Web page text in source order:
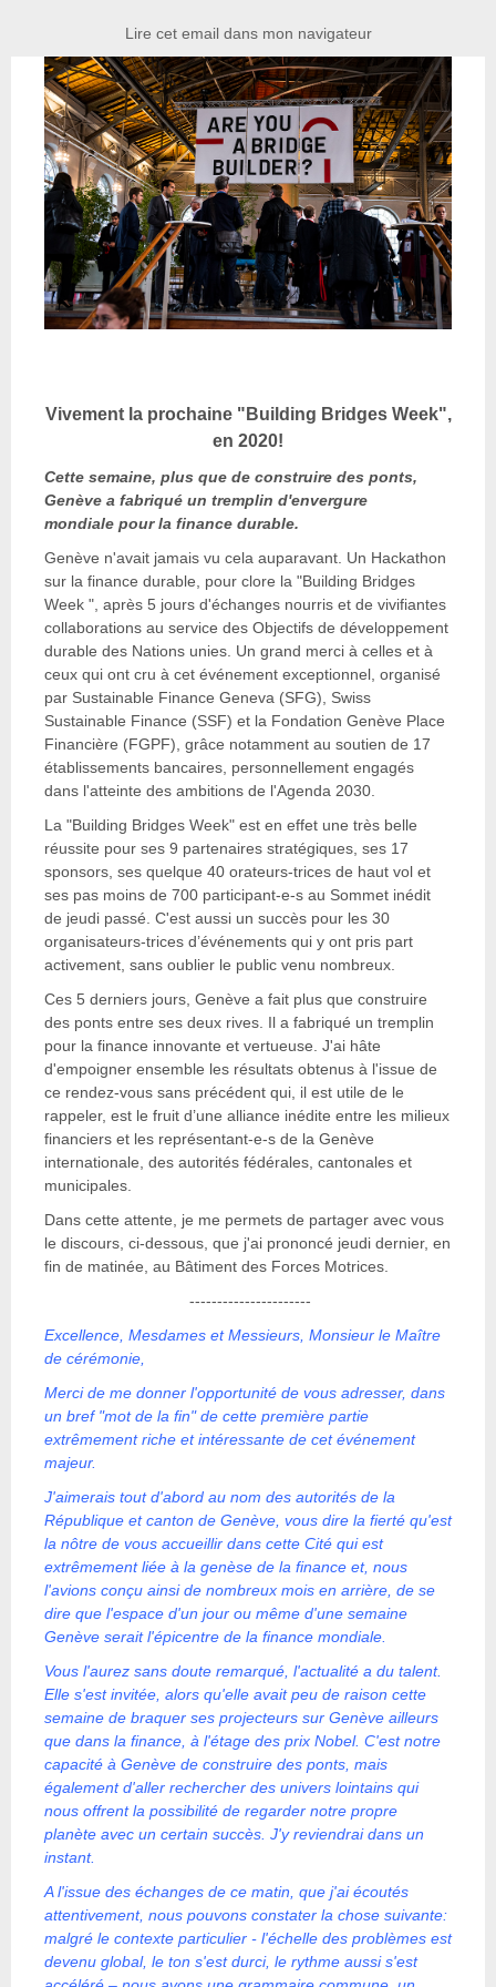
Lire cet email dans mon navigateur
Vivement la prochaine "Building Bridges Week",
en 2020!
Cette semaine, plus que de construire des ponts,
Genève a fabriqué un tremplin d'envergure
mondiale pour la finance durable.
Genève n'avait jamais vu cela auparavant. Un Hackathon
sur la finance durable, pour clore la "Building Bridges
Week ", après 5 jours d'échanges nourris et de vivifiantes
collaborations au service des Objectifs de développement
durable des Nations unies. Un grand merci à celles et à
ceux qui ont cru à cet événement exceptionnel, organisé
par Sustainable Finance Geneva (SFG), Swiss
Sustainable Finance (SSF) et la Fondation Genève Place
Financière (FGPF), grâce notamment au soutien de 17
établissements bancaires, personnellement engagés
dans l'atteinte des ambitions de l'Agenda 2030.
La "Building Bridges Week" est en effet une très belle
réussite pour ses 9 partenaires stratégiques, ses 17
sponsors, ses quelque 40 orateurs-trices de haut vol et
ses pas moins de 700 participant-e-s au Sommet inédit
de jeudi passé. C'est aussi un succès pour les 30
organisateurs-trices d’événements qui y ont pris part
activement, sans oublier le public venu nombreux.
Ces 5 derniers jours, Genève a fait plus que construire
des ponts entre ses deux rives. Il a fabriqué un tremplin
pour la finance innovante et vertueuse. J'ai hâte
d'empoigner ensemble les résultats obtenus à l'issue de
ce rendez-vous sans précédent qui, il est utile de le
rappeler, est le fruit d’une alliance inédite entre les milieux
financiers et les représentant-e-s de la Genève
internationale, des autorités fédérales, cantonales et
municipales.
Dans cette attente, je me permets de partager avec vous
le discours, ci-dessous, que j'ai prononcé jeudi dernier, en
fin de matinée, au Bâtiment des Forces Motrices.
----------------------
Excellence, Mesdames et Messieurs, Monsieur le Maître
de cérémonie,
Merci de me donner l'opportunité de vous adresser, dans
un bref "mot de la fin" de cette première partie
extrêmement riche et intéressante de cet événement
majeur.
J'aimerais tout d'abord au nom des autorités de la
République et canton de Genève, vous dire la fierté qu'est
la nôtre de vous accueillir dans cette Cité qui est
extrêmement liée à la genèse de la finance et, nous
l'avions conçu ainsi de nombreux mois en arrière, de se
dire que l'espace d'un jour ou même d'une semaine
Genève serait l'épicentre de la finance mondiale.
Vous l'aurez sans doute remarqué, l'actualité a du talent.
Elle s'est invitée, alors qu'elle avait peu de raison cette
semaine de braquer ses projecteurs sur Genève ailleurs
que dans la finance, à l'étage des prix Nobel. C'est notre
capacité à Genève de construire des ponts, mais
également d'aller rechercher des univers lointains qui
nous offrent la possibilité de regarder notre propre
planète avec un certain succès. J'y reviendrai dans un
instant.
A l'issue des échanges de ce matin, que j'ai écoutés
attentivement, nous pouvons constater la chose suivante:
malgré le contexte particulier - l'échelle des problèmes est
devenu global, le ton s'est durci, le rythme aussi s'est